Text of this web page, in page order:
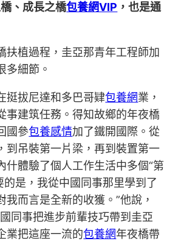
、成長之橋包養網VIP ，也是通
扶植過程，圭亞那青年工程師加
多細節。
挺拔尼達和多巴哥肄包養網業，
事建筑任務。得知故鄉的年夜橋
國參包養感情加了鐵開國際。從
到吊裝第一片梁，再到裝置第一
什體驗了個人工作生活中多個“第
的是，我從中國同事那里學到了
我而言是全新的收獲。”他說，
同事把進步前輩技巧帶到圭亞
業把這座一流的包養網年夜橋帶